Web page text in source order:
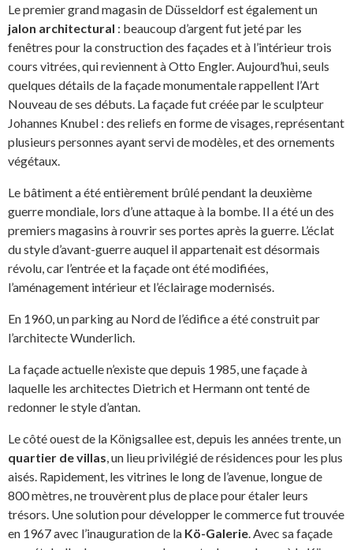
Le premier grand magasin de Düsseldorf est également un
jalon architectural : beaucoup d’argent fut jeté par les
fenêtres pour la construction des façades et à l’intérieur trois
cours vitrées, qui reviennent à Otto Engler. Aujourd’hui, seuls
quelques détails de la façade monumentale rappellent l’Art
Nouveau de ses débuts. La façade fut créée par le sculpteur
Johannes Knubel : des reliefs en forme de visages, représentant
plusieurs personnes ayant servi de modèles, et des ornements
végétaux.
Le bâtiment a été entièrement brûlé pendant la deuxième
guerre mondiale, lors d’une attaque à la bombe. Il a été un des
premiers magasins à rouvrir ses portes après la guerre. L’éclat
du style d’avant-guerre auquel il appartenait est désormais
révolu, car l’entrée et la façade ont été modifiées,
l’aménagement intérieur et l’éclairage modernisés.
En 1960, un parking au Nord de l’édifice a été construit par
l’architecte Wunderlich.
La façade actuelle n’existe que depuis 1985, une façade à
laquelle les architectes Dietrich et Hermann ont tenté de
redonner le style d’antan.
Le côté ouest de la Königsallee est, depuis les années trente, un
quartier de villas, un lieu privilégié de résidences pour les plus
aisés. Rapidement, les vitrines le long de l’avenue, longue de
800 mètres, ne trouvèrent plus de place pour étaler leurs
trésors. Une solution pour développer le commerce fut trouvée
en 1967 avec l’inauguration de la Kö-Galerie. Avec sa façade